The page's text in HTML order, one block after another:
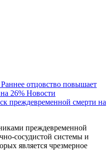
Раннее отцовство повышает
26% Новости
преждевременной смерти на
преждевременной
сосудистой системы и
является чрезмерное